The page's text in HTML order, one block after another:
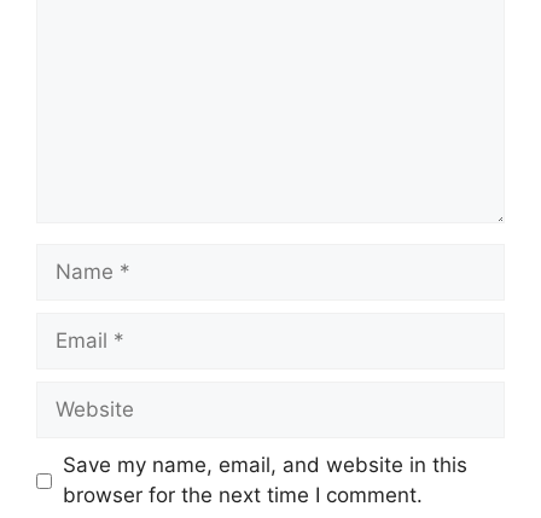
Name
Email
Website
Save my name, email, and website in this
browser for the next time I comment.